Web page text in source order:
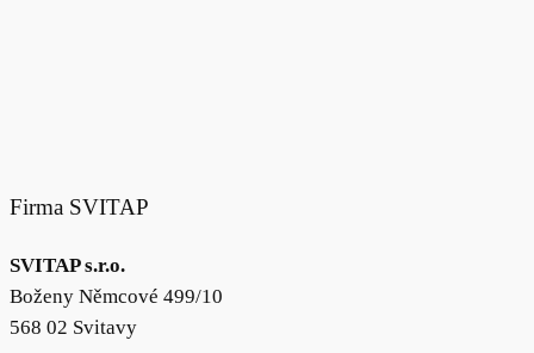
Firma SVITAP
SVITAP s.r.o.
Boženy Němcové 499/10
568 02 Svitavy